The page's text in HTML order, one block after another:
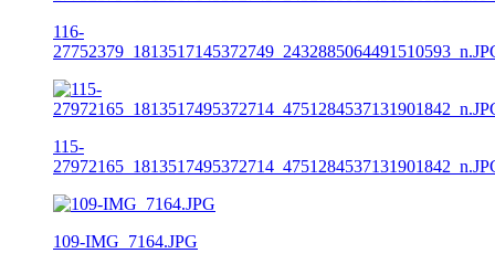
116-
115-
109-IMG_7164.JPG